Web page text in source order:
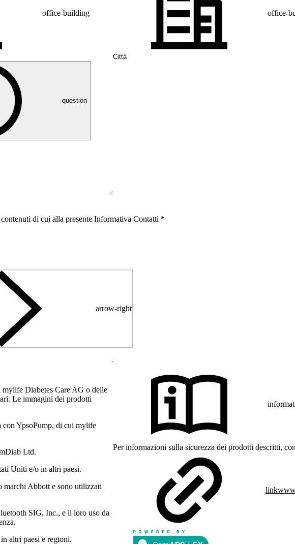
office-building office-
question
di cui alla presente Informativa Contatti *
arrow-right
Diabetes Care AG o delle
Le immagini dei prodotti
YpsoPump, di cui mylife
Ltd.
Uniti e/o in altri paesi.
marchi Abbott e sono utilizzati
SIG, Inc., e il loro uso da
altri paesi e regioni.
Per informazioni sulla sicurezza dei prodotti descritti,
link